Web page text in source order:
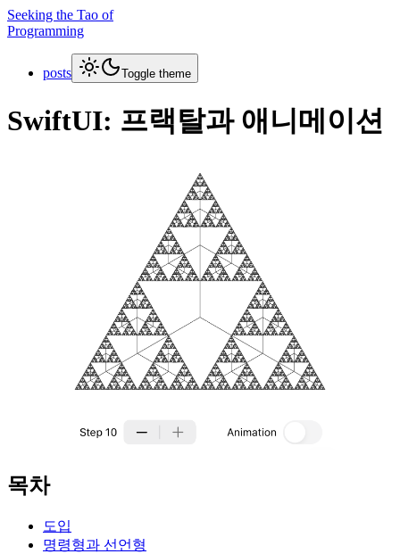
Seeking the Tao of
Programming
posts Toggle theme
SwiftUI: 프랙탈과 애니메이션
목차
도입
명령형과 선언형